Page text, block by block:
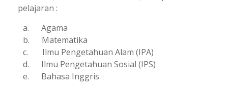
pelajaran :
a. Agama
b. Matematika
c. Ilmu Pengetahuan Alam (IPA)
d. Ilmu Pengetahuan Sosial (IPS)
e. Bahasa Inggris